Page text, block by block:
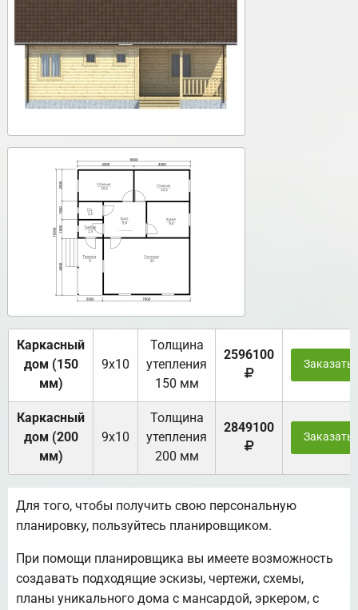
Каркасный
дом (150
мм)
9х10
Толщина
утепления
150 мм
2596100
Заказать
Каркасный
дом (200
мм)
9х10
Толщина
утепления
200 мм
2849100
Заказать
Для того, чтобы получить свою персональную
планировку, пользуйтесь планировщиком.
При помощи планировщика вы имеете возможность
создавать подходящие эскизы, чертежи, схемы,
планы уникального дома с мансардой, эркером, с